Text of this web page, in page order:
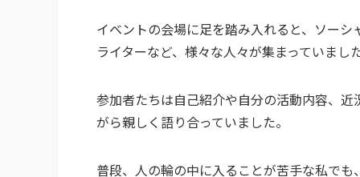
イベントの会場に足を踏み入れると、ソーシ
ライターなど、様々な人々が集まっていまし
参加者たちは自己紹介や自分の活動内容、
がら親しく語り合っていました。
普段、人の輪の中に入ることが苦手な私で